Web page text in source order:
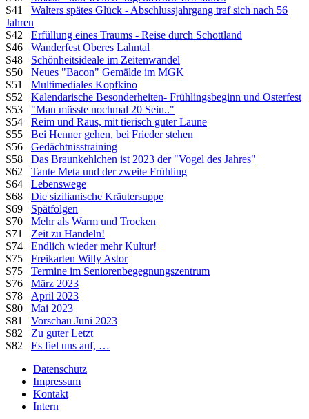
S41 Walters spätes Glück - Abschlussjahrgang traf sich nach 56
Jahren
S42 Erfüllung eines Traums - Reise durch Schottland
S46 Wanderfest Oberes Lahntal
S48 Schönheitsideale im Zeitenwandel
S50 Neues "Bacon" Gemälde im MGK
S51 Multimediales Kopfkino
S52 Kalendarische Besonderheiten- Frühlingsbeginn und Osterfest
S53 "Man müsste nochmal 20 Sein.."
S54 Reim und Raus, mit tierisch guter Laune
S55 Bei Henner gehen, bei Frieder stehen
S56 Gedächtnisstraining
S58 Das Braunkehlchen ist 2023 der "Vogel des Jahres"
S62 Tante Meta und der zweite Frühling
S64 Lebenswege
S68 Die sizilianische Kräutersuppe
S69 Spätfolgen
S70 Mehr als Warm und Trocken
S71 Zeit zu Handeln!
S74 Endlich wieder mehr Kultur!
S75 Freikarten Willy Astor
S75 Termine im Seniorenbegegnungszentrum
S76 März 2023
S78 April 2023
S80 Mai 2023
S81 Vorschau Juni 2023
S82 Zu guter Letzt
S82 Es fiel uns auf, …
Datenschutz
Impressum
Kontakt
Intern